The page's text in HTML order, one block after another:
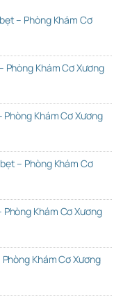
– Phòng Khám Cơ
Phòng Khám Cơ Xương
Khám Cơ Xương
– Phòng Khám Cơ
Khám Cơ Xương
Khám Cơ Xương